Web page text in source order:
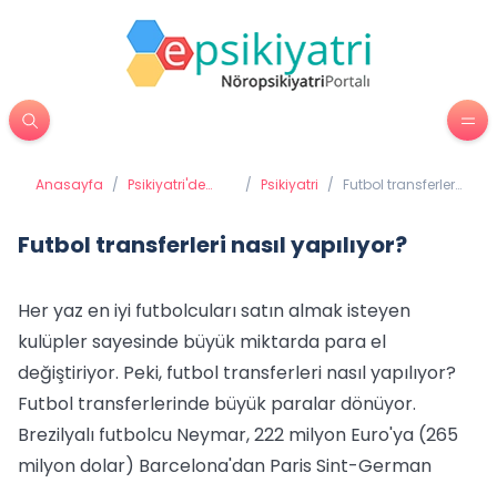
Anasayfa / Psikiyatri'de
/ Psikiyatri / Futbol transferleri
Futbol transferleri nasıl yapılıyor?
Her yaz en iyi futbolcuları satın almak isteyen
kulüpler sayesinde büyük miktarda para el
değiştiriyor. Peki, futbol transferleri nasıl yapılıyor?
Futbol transferlerinde büyük paralar dönüyor.
Brezilyalı futbolcu Neymar, 222 milyon Euro'ya (265
milyon dolar) Barcelona'dan Paris Sint-German